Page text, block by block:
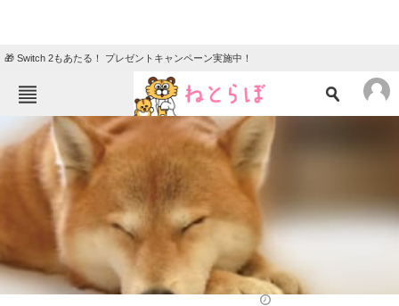
🎁 Switch 2もあたる！ プレゼントキャンペーン実施中！
ねとらぼメニュー
TOP ニュース
エンタメ
地域
教育・育児
動物 リサーチ